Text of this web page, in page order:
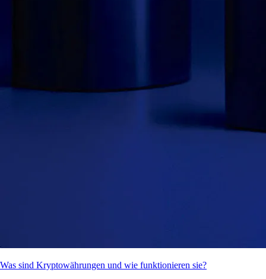
Was sind Kryptowährungen und wie funktionieren sie?